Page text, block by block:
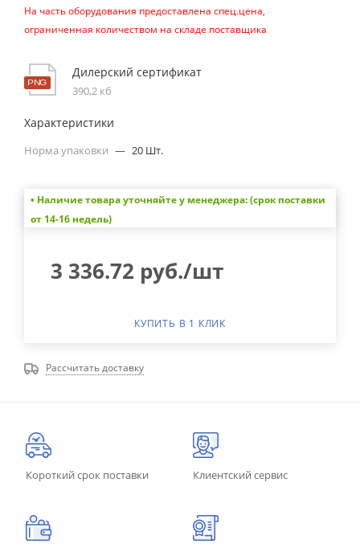
На часть оборудования предоставлена спец.цена,
ограниченная количеством на складе поставщика
Дилерский сертификат
390,2 кб
Характеристики
Норма упаковки — 20 Шт.
• Наличие товара уточняйте у менеджера: (срок поставки
от 14-16 недель)
3 336.72 руб./шт
КУПИТЬ В 1 КЛИК
Рассчитать доставку
Короткий срок поставки Клиентский сервис